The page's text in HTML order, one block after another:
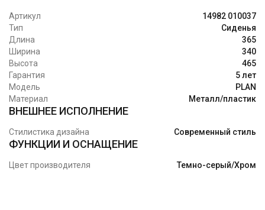
Артикул
14982 010037
Тип
Сиденья
Длина
365
Ширина
340
Высота
465
Гарантия
5 лет
Модель
PLAN
Материал
Металл/пластик
ВНЕШНЕЕ ИСПОЛНЕНИЕ
Стилистика дизайна Современный стиль
ФУНКЦИИ И ОСНАЩЕНИЕ
Цвет производителя Темно-серый/Хром